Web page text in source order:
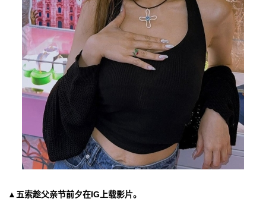
▲五索趁父亲节前夕在IG上载影片。